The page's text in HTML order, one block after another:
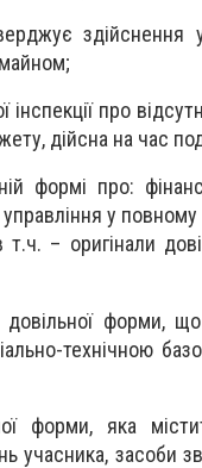
здійснення
про
дійсна на час
формі про:
у
– оригінали
форми,
технічною
форми, яка
учасника, засоби